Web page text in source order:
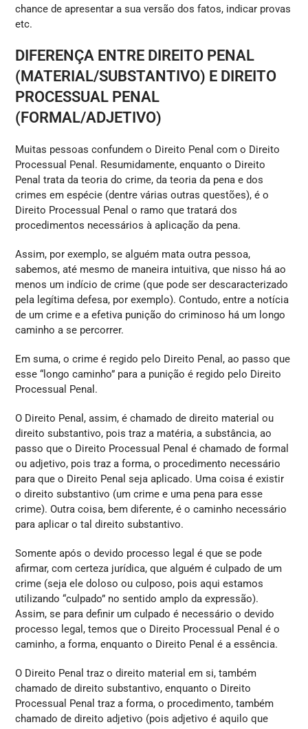
chance de apresentar a sua versão dos fatos, indicar provas
etc.
DIFERENÇA ENTRE DIREITO PENAL
(MATERIAL/SUBSTANTIVO) E DIREITO
PROCESSUAL PENAL
(FORMAL/ADJETIVO)
Muitas pessoas confundem o Direito Penal com o Direito
Processual Penal. Resumidamente, enquanto o Direito
Penal trata da teoria do crime, da teoria da pena e dos
crimes em espécie (dentre várias outras questões), é o
Direito Processual Penal o ramo que tratará dos
procedimentos necessários à aplicação da pena.
Assim, por exemplo, se alguém mata outra pessoa,
sabemos, até mesmo de maneira intuitiva, que nisso há ao
menos um indício de crime (que pode ser descaracterizado
pela legítima defesa, por exemplo). Contudo, entre a notícia
de um crime e a efetiva punição do criminoso há um longo
caminho a se percorrer.
Em suma, o crime é regido pelo Direito Penal, ao passo que
esse “longo caminho” para a punição é regido pelo Direito
Processual Penal.
O Direito Penal, assim, é chamado de direito material ou
direito substantivo, pois traz a matéria, a substância, ao
passo que o Direito Processual Penal é chamado de formal
ou adjetivo, pois traz a forma, o procedimento necessário
para que o Direito Penal seja aplicado. Uma coisa é existir
o direito substantivo (um crime e uma pena para esse
crime). Outra coisa, bem diferente, é o caminho necessário
para aplicar o tal direito substantivo.
Somente após o devido processo legal é que se pode
afirmar, com certeza jurídica, que alguém é culpado de um
crime (seja ele doloso ou culposo, pois aqui estamos
utilizando “culpado” no sentido amplo da expressão).
Assim, se para definir um culpado é necessário o devido
processo legal, temos que o Direito Processual Penal é o
caminho, a forma, enquanto o Direito Penal é a essência.
O Direito Penal traz o direito material em si, também
chamado de direito substantivo, enquanto o Direito
Processual Penal traz a forma, o procedimento, também
chamado de direito adjetivo (pois adjetivo é aquilo que